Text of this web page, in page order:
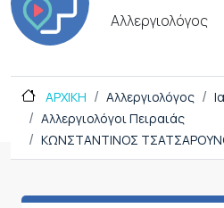
Αλλεργιολόγος
ΑΡΧΙΚΗ Αλλεργιολόγος
Αλλεργιολόγοι Πειραιάς
ΚΩΝΣΤΑΝΤΙΝΟΣ